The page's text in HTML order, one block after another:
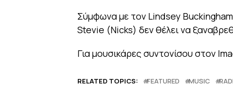
Σύμφωνα με τον Lindsey
Stevie (Nicks) δεν θέλει να
Για μουσικάρες συντονίσου στον
RELATED TOPICS: FEATURED MUSIC